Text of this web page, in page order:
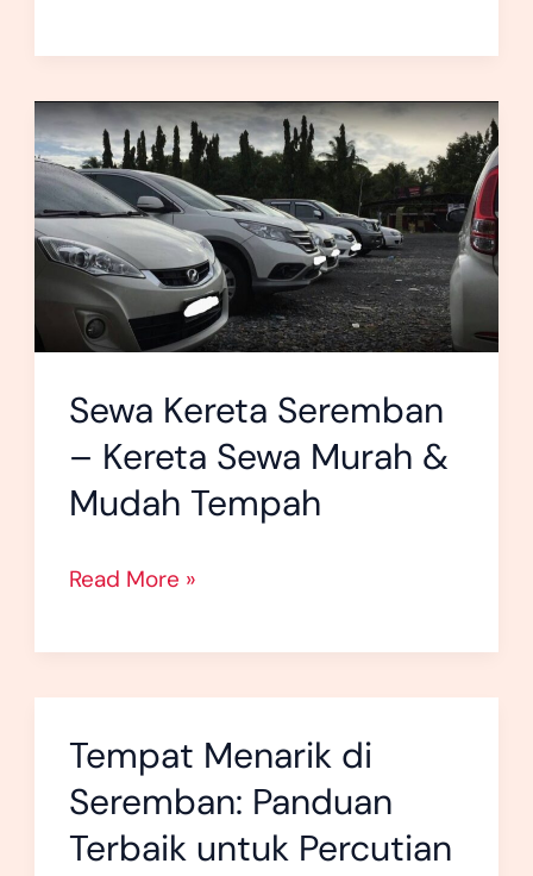
Sewa Kereta Seremban
– Kereta Sewa Murah &
Mudah Tempah
Sewa
Kereta
Seremban
–
Kereta
Sewa
&
Mudah
Tempah
Read More »
Tempat Menarik di
Seremban: Panduan
Terbaik untuk Percutian
Tempat
Menarik
di